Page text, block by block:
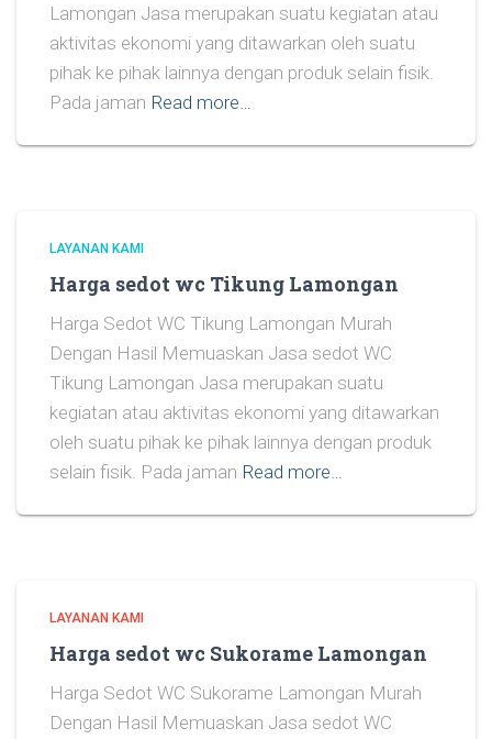
Lamongan Jasa merupakan suatu kegiatan atau
aktivitas ekonomi yang ditawarkan oleh suatu
pihak ke pihak lainnya dengan produk selain fisik.
Pada jaman Read more…
LAYANAN KAMI
Harga sedot wc Tikung Lamongan
Harga Sedot WC Tikung Lamongan Murah
Dengan Hasil Memuaskan Jasa sedot WC
Tikung Lamongan Jasa merupakan suatu
kegiatan atau aktivitas ekonomi yang ditawarkan
oleh suatu pihak ke pihak lainnya dengan produk
selain fisik. Pada jaman Read more…
LAYANAN KAMI
Harga sedot wc Sukorame Lamongan
Harga Sedot WC Sukorame Lamongan Murah
Dengan Hasil Memuaskan Jasa sedot WC